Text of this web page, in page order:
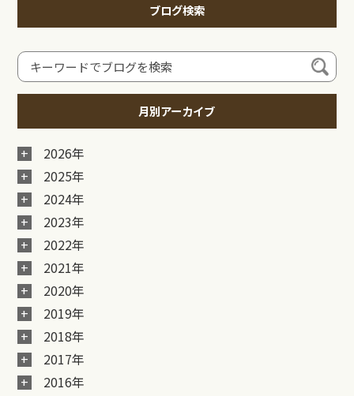
ブログ検索
月別アーカイブ
2026年
2025年
2024年
2023年
2022年
2021年
2020年
2019年
2018年
2017年
2016年